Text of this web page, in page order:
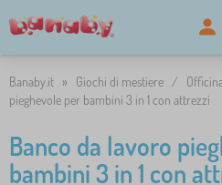
Banaby.it » Giochi di mestiere /
pieghevole per bambini 3 in 1 con attrezzi
Banco da lavoro
bambini 3 in 1 con